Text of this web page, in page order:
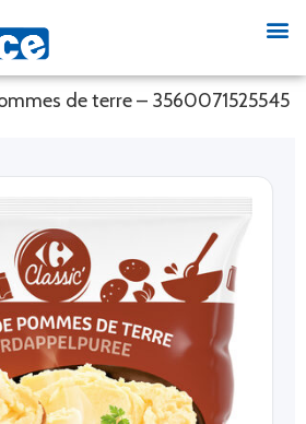
de terre – 3560071525545